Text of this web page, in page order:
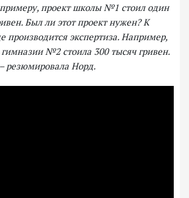
проект школы №1 стоил один
Был ли этот проект нужен? К
производится экспертиза. Например,
гимназии №2 стоила 300 тысяч гривен.
резюмировала Норд.